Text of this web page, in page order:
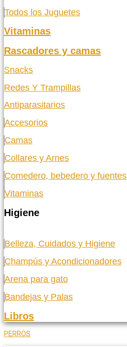
Todos los Juguetes
Vitaminas
Rascadores y camas
Snacks
Redes Y Trampillas
Antiparasitarios
Accesorios
Camas
Collares y Arnes
Comedero, bebedero y fuentes
Vitaminas
Higiene
Belleza, Cuidados y Higiene
Champús y Acondicionadores
Arena para gato
Bandejas y Palas
Libros
PERROS